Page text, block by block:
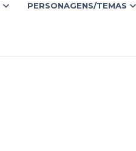
PERSONAGENS/TEMAS